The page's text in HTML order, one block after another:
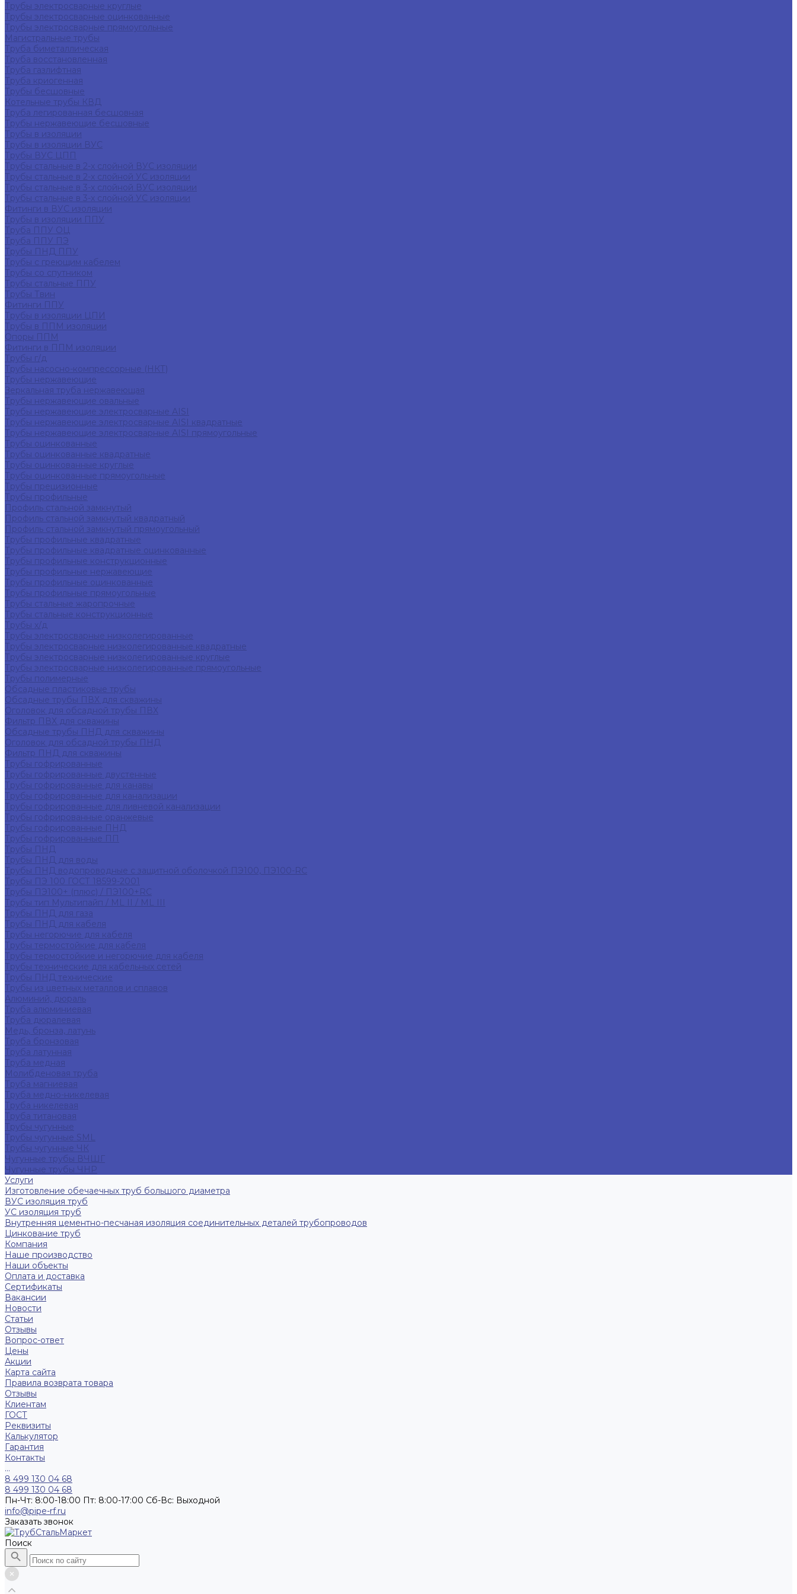
Трубы электросварные круглые
Трубы электросварные оцинкованные
Трубы электросварные прямоугольные
Магистральные трубы
Труба биметаллическая
Труба восстановленная
Труба газлифтная
Труба криогенная
Трубы бесшовные
Котельные трубы КВД
Труба легированная бесшовная
Трубы нержавеющие бесшовные
Трубы в изоляции
Трубы в изоляции ВУС
Трубы ВУС ЦПП
Трубы стальные в 2-х слойной ВУС изоляции
Трубы стальные в 2-х слойной УС изоляции
Трубы стальные в 3-х слойной ВУС изоляции
Трубы стальные в 3-х слойной УС изоляции
Фитинги в ВУС изоляции
Трубы в изоляции ППУ
Труба ППУ ОЦ
Труба ППУ ПЭ
Трубы ПНД ППУ
Трубы с греющим кабелем
Трубы со спутником
Трубы стальные ППУ
Трубы Твин
Фитинги ППУ
Трубы в изоляции ЦПИ
Трубы в ППМ изоляции
Опоры ППМ
Фитинги в ППМ изоляции
Трубы г/д
Трубы насосно-компрессорные (НКТ)
Трубы нержавеющие
Зеркальная труба нержавеющая
Трубы нержавеющие овальные
Трубы нержавеющие электросварные AISI
Трубы нержавеющие электросварные AISI квадратные
Трубы нержавеющие электросварные AISI прямоугольные
Трубы оцинкованные
Трубы оцинкованные квадратные
Трубы оцинкованные круглые
Трубы оцинкованные прямоугольные
Трубы прецизионные
Трубы профильные
Профиль стальной замкнутый
Профиль стальной замкнутый квадратный
Профиль стальной замкнутый прямоугольный
Трубы профильные квадратные
Трубы профильные квадратные оцинкованные
Трубы профильные конструкционные
Трубы профильные нержавеющие
Трубы профильные оцинкованные
Трубы профильные прямоугольные
Трубы стальные жаропрочные
Трубы стальные конструкционные
Трубы х/д
Трубы электросварные низколегированные
Трубы электросварные низколегированные квадратные
Трубы электросварные низколегированные круглые
Трубы электросварные низколегированные прямоугольные
Трубы полимерные
Обсадные пластиковые трубы
Обсадные трубы ПВХ для скважины
Оголовок для обсадной трубы ПВХ
Фильтр ПВХ для скважины
Обсадные трубы ПНД для скважины
Оголовок для обсадной трубы ПНД
Фильтр ПНД для скважины
Трубы гофрированные
Трубы гофрированные двустенные
Трубы гофрированные для канавы
Трубы гофрированные для канализации
Трубы гофрированные для ливневой канализации
Трубы гофрированные оранжевые
Трубы гофрированные ПНД
Трубы гофрированные ПП
Трубы ПНД
Трубы ПНД для воды
Трубы ПНД водопроводные с защитной оболочкой ПЭ100, ПЭ100-RC
Трубы ПЭ 100 ГОСТ 18599-2001
Трубы ПЭ100+ (плюс) / ПЭ100+RC
Трубы тип Мультипайп / ML II / ML III
Трубы ПНД для газа
Трубы ПНД для кабеля
Трубы негорючие для кабеля
Трубы термостойкие для кабеля
Трубы термостойкие и негорючие для кабеля
Трубы технические для кабельных сетей
Трубы ПНД технические
Трубы из цветных металлов и сплавов
Алюминий, дюраль
Труба алюминиевая
Труба дюралевая
Медь, бронза, латунь
Труба бронзовая
Труба латунная
Труба медная
Молибденовая труба
Труба магниевая
Труба медно-никелевая
Труба никелевая
Труба титановая
Трубы чугунные
Трубы чугунные SML
Трубы чугунные ЧК
Чугунные трубы ВЧШГ
Чугунные трубы ЧНР
Услуги
Изготовление обечаечных труб большого диаметра
ВУС изоляция труб
УС изоляция труб
Внутренняя цементно-песчаная изоляция соединительных деталей трубопроводов
Цинкование труб
Компания
Наше производство
Наши объекты
Оплата и доставка
Сертификаты
Вакансии
Новости
Статьи
Отзывы
Вопрос-ответ
Цены
Акции
Карта сайта
Правила возврата товара
Отзывы
Клиентам
ГОСТ
Реквизиты
Калькулятор
Гарантия
Контакты
...
8 499 130 04 68
8 499 130 04 68
Пн-Чт: 8:00-18:00 Пт: 8:00-17:00 Сб-Вс: Выходной
info@pipe-rf.ru
Заказать звонок
Поиск